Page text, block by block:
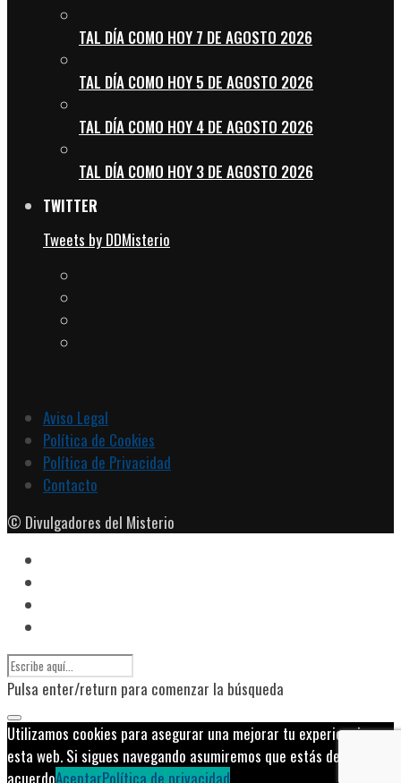
TAL DÍA COMO HOY 7 DE AGOSTO 2026
TAL DÍA COMO HOY 5 DE AGOSTO 2026
TAL DÍA COMO HOY 4 DE AGOSTO 2026
TAL DÍA COMO HOY 3 DE AGOSTO 2026
TWITTER
Tweets by DDMisterio
Aviso Legal
Política de Cookies
Política de Privacidad
Contacto
© Divulgadores del Misterio
Pulsa enter/return para comenzar la búsqueda
Utilizamos cookies para asegurar una mejorar tu experiencia en
esta web. Si sigues navegando asumiremos que estás de
acuerdoAceptarPolítica de privacidad